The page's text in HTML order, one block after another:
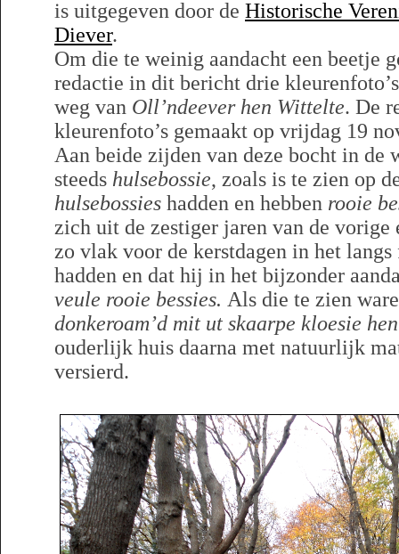
is uitgegeven door de Historische
Diever.
Om die te weinig aandacht een beetje
redactie in dit bericht drie
weg van Oll’ndeever hen Wittelte. De
kleurenfoto’s gemaakt op vrijdag 19
Aan beide zijden van deze bocht in de
steeds hulsebossie, zoals is te zien op
hulsebossies hadden en hebben rooie
zich uit de zestiger jaren van de vorige
zo vlak voor de kerstdagen in het
hadden en dat hij in het bijzonder
veule rooie bessies. Als die te zien
donkeroam’d mit ut skaarpe kloesie
ouderlijk huis daarna met natuurlijk
versierd.